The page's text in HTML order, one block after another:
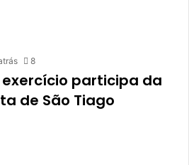
8
participa da
de São Tiago